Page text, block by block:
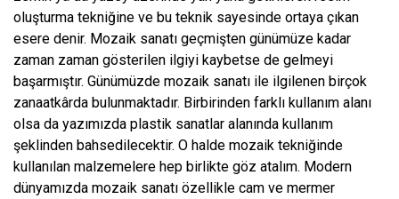
oluşturma tekniğine ve bu teknik sayesinde ortaya çıkan
esere denir. Mozaik sanatı geçmişten günümüze kadar
zaman zaman gösterilen ilgiyi kaybetse de gelmeyi
başarmıştır. Günümüzde mozaik sanatı ile ilgilenen birçok
zanaatkârda bulunmaktadır. Birbirinden farklı kullanım alanı
olsa da yazımızda plastik sanatlar alanında kullanım
şeklinden bahsedilecektir. O halde mozaik tekniğinde
kullanılan malzemelere hep birlikte göz atalım. Modern
dünyamızda mozaik sanatı özellikle cam ve mermer